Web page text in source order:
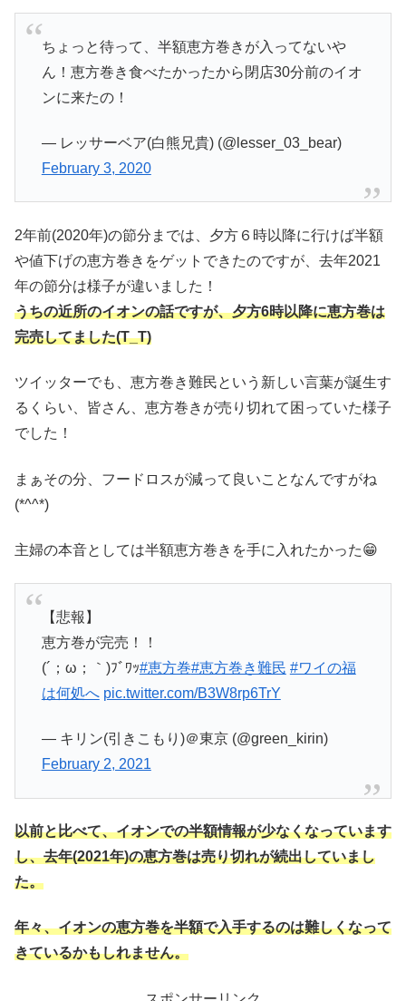
ちょっと待って、半額恵方巻きが入ってないや
ん！恵方巻き食べたかったから閉店30分前のイオ
ンに来たの！
— レッサーベア(白熊兄貴) (@lesser_03_bear)
February 3, 2020
2年前(2020年)の節分までは、夕方６時以降に行けば半額
や値下げの恵方巻きをゲットできたのですが、去年2021
年の節分は様子が違いました！
うちの近所のイオンの話ですが、夕方6時以降に恵方巻は
完売してました(T_T)
ツイッターでも、恵方巻き難民という新しい言葉が誕生す
るくらい、皆さん、恵方巻きが売り切れて困っていた様子
でした！
まぁその分、フードロスが減って良いことなんですがね
(*^^*)
主婦の本音としては半額恵方巻きを手に入れたかった😁
【悲報】
恵方巻が完売！！
(´；ω；｀)ﾌﾞﾜｯ#恵方巻#恵方巻き難民 #ワイの福
は何処へ pic.twitter.com/B3W8rp6TrY
— キリン(引きこもり)＠東京 (@green_kirin)
February 2, 2021
以前と比べて、イオンでの半額情報が少なくなっています
し、去年(2021年)の恵方巻は売り切れが続出していまし
た。
年々、イオンの恵方巻を半額で入手するのは難しくなって
きているかもしれません。